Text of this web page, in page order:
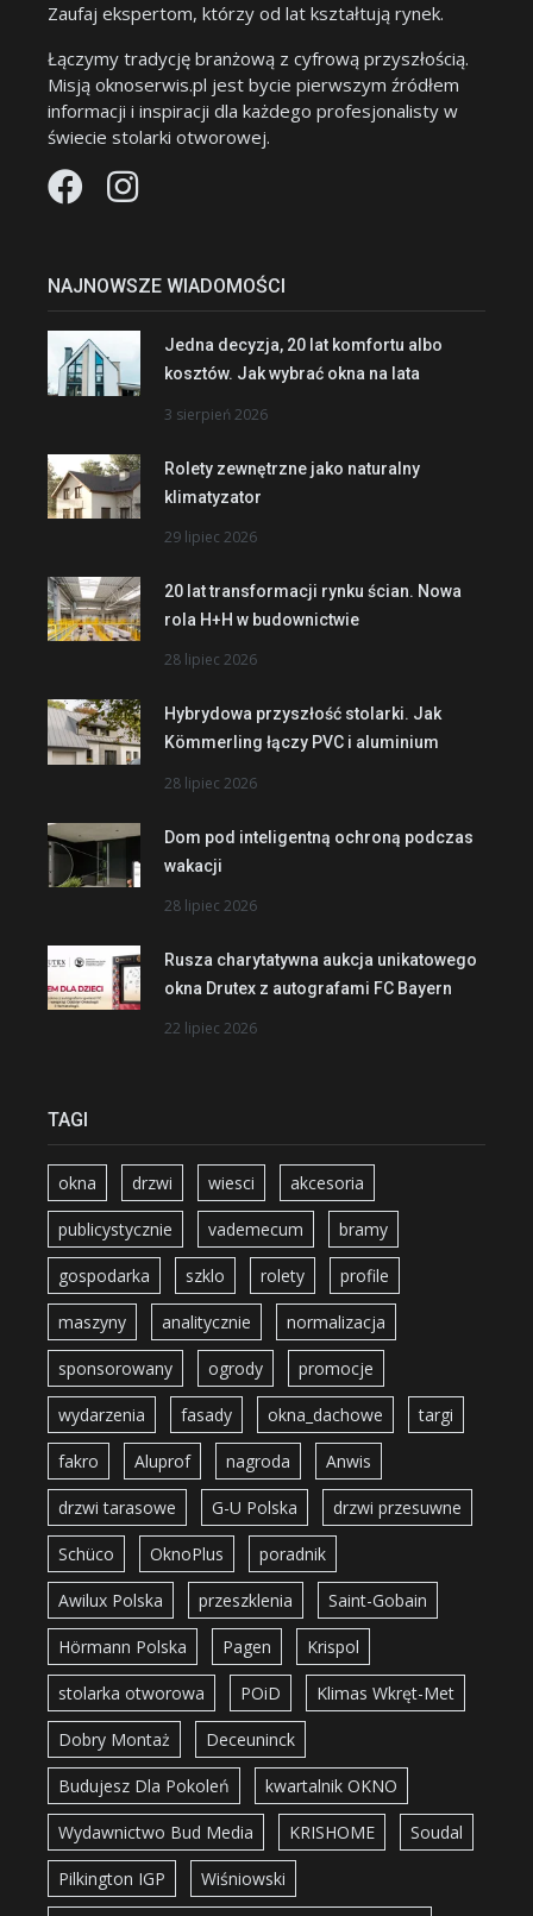
Zaufaj ekspertom, którzy od lat kształtują rynek.
Łączymy tradycję branżową z cyfrową przyszłością.
Misją oknoserwis.pl jest bycie pierwszym źródłem
informacji i inspiracji dla każdego profesjonalisty w
świecie stolarki otworowej.
NAJNOWSZE WIADOMOŚCI
Jedna decyzja, 20 lat komfortu albo
kosztów. Jak wybrać okna na lata
3 sierpień 2026
Rolety zewnętrzne jako naturalny
klimatyzator
29 lipiec 2026
20 lat transformacji rynku ścian. Nowa
rola H+H w budownictwie
28 lipiec 2026
Hybrydowa przyszłość stolarki. Jak
Kömmerling łączy PVC i aluminium
28 lipiec 2026
Dom pod inteligentną ochroną podczas
wakacji
28 lipiec 2026
Rusza charytatywna aukcja unikatowego
okna Drutex z autografami FC Bayern
22 lipiec 2026
TAGI
okna drzwi wiesci akcesoria
publicystycznie vademecum bramy
gospodarka szklo rolety profile
maszyny analitycznie normalizacja
sponsorowany ogrody promocje
wydarzenia fasady okna_dachowe targi
fakro Aluprof nagroda Anwis
drzwi tarasowe G-U Polska drzwi przesuwne
Schüco OknoPlus poradnik
Awilux Polska przeszklenia Saint-Gobain
Hörmann Polska Pagen Krispol
stolarka otworowa POiD Klimas Wkręt-Met
Dobry Montaż Deceuninck
Budujesz Dla Pokoleń kwartalnik OKNO
Wydawnictwo Bud Media KRISHOME Soudal
Pilkington IGP Wiśniowski